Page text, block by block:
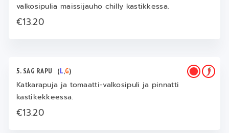
valkosipulia maissijauho chilly kastikkessa.
€13.20
5. SAG RAPU (L,G)
Katkarapuja ja tomaatti-valkosipuli ja pinnatti
kastikekkeessa.
€13.20